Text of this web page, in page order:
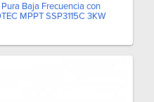
Baja Frecuencia con
MPPT SSP3115C 3KW